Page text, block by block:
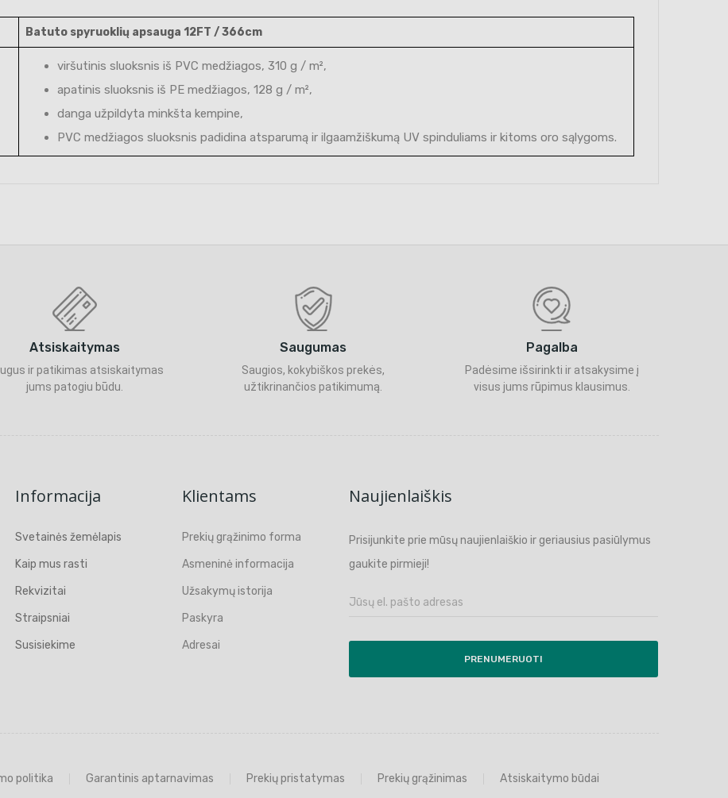
Batuto spyruoklių apsauga 12FT / 366cm
viršutinis sluoksnis iš PVC medžiagos, 310 g / m²,
apatinis sluoksnis iš PE medžiagos, 128 g / m²,
danga užpildyta minkšta kempine,
PVC medžiagos sluoksnis padidina atsparumą ir ilgaamžiškumą UV spinduliams ir kitoms oro sąlygoms.
Atsiskaitymas
ir patikimas atsiskaitymas
jums patogiu būdu.
Saugumas
Saugios, kokybiškos prekės,
užtikrinančios patikimumą.
Pagalba
Padėsime išsirinkti ir atsakysime į
visus jums rūpimus klausimus.
Informacija
Svetainės žemėlapis
Kaip mus rasti
Rekvizitai
Straipsniai
Susisiekime
Klientams
Prekių grąžinimo forma
Asmeninė informacija
Užsakymų istorija
Paskyra
Adresai
Naujienlaiškis
Prisijunkite prie mūsų naujienlaiškio ir geriausius pasiūlymus
gaukite pirmieji!
PRENUMERUOTI
politika Garantinis aptarnavimas Prekių pristatymas Prekių grąžinimas Atsiskaitymo būdai